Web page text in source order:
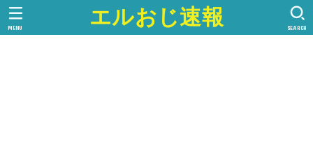
エルおじ速報 SEARCH
MENU